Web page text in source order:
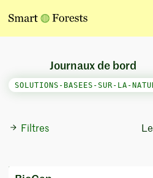
Filtres
Journaux de bord
SOLUTIONS-BASEES-SUR-LA-